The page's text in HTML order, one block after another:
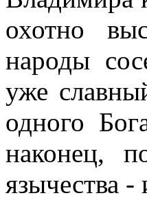
охотно
народы
уже
одного
наконец,
язычества